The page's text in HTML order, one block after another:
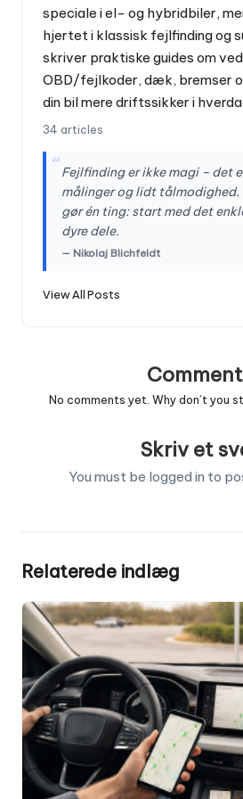
speciale i el- og hybridbiler,
hjertet i klassisk fejlfinding og
skriver praktiske guides om
OBD/fejlkoder, dæk, bremser
din bil mere driftssikker i
34 articles
“ Fejlfinding er ikke magi – det
målinger og lidt tålmodighed.
gør én ting: start med det
dyre dele.
— Nikolaj Blichfeldt
View All Posts
No comments yet. Why don’t you
Skriv et
You must be logged in to
Relaterede indlæg